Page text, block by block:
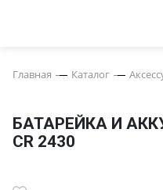
Главная Каталог
БАТАРЕЙКА И
CR 2430